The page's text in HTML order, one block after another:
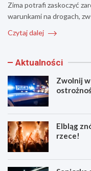
Zima potrafi zaskoczyć
warunkami na drogach,
Czytaj dalej
Aktualności
Zwolnij
Elbląg
rzece!